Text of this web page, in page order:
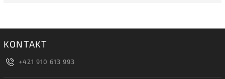
KONTAKT
+421 910 613 993